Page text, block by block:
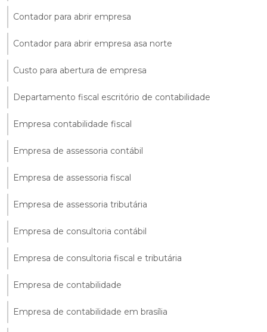
Contador para abrir empresa
Contador para abrir empresa asa norte
Custo para abertura de empresa
Departamento fiscal escritório de contabilidade
Empresa contabilidade fiscal
Empresa de assessoria contábil
Empresa de assessoria fiscal
Empresa de assessoria tributária
Empresa de consultoria contábil
Empresa de consultoria fiscal e tributária
Empresa de contabilidade
Empresa de contabilidade em brasília